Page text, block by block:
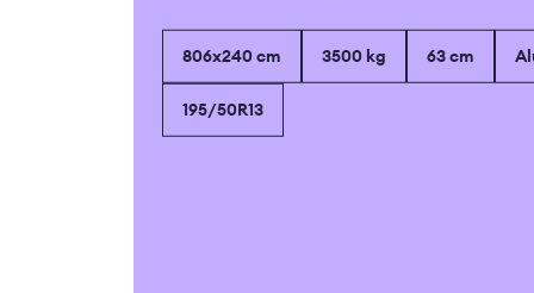
806x240 cm 3500 kg 63 cm
195/50R13